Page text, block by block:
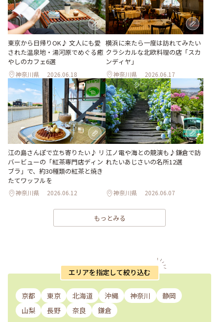
東京から日帰りOK♪ 文人にも愛
された温泉地・湯河原でめぐる癒
やしのカフェ6選
神奈川県 2026.06.18
横浜に来たら一度は訪れてみたい
クラシカルな北欧料理の店「スカ
ンディヤ」
神奈川県 2026.06.17
江の島さんぽで立ち寄りたい♪ リ
バービューの「紅茶専門店ディン
ブラ」で、約30種類の紅茶と焼き
たてワッフルを
神奈川県 2026.06.12
江ノ電や海との競演も♪鎌倉で訪
れたいあじさいの名所12選
神奈川県 2026.06.07
もっとみる
エリアを指定して絞り込む
京都 東京 北海道 沖縄 神奈川
静岡
山梨
長野 奈良 鎌倉